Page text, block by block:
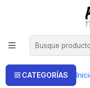
CATEGORÍAS
📦 Envío